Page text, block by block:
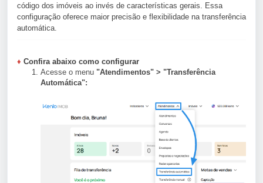
código dos imóveis ao invés de características gerais. Essa
configuração oferece maior precisão e flexibilidade na transferência
automática.
♦ Confira abaixo como configurar
Acesse o menu "Atendimentos" > "Transferência
Automática":